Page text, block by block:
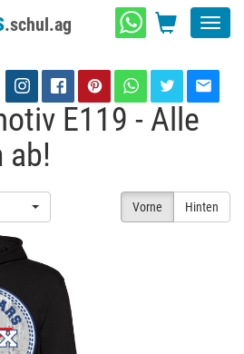
.schul.ag
E119 - Alle
ab!
Vorne Hinten